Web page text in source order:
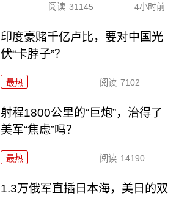
阅读 31145 4小时前
印度豪赌千亿卢比，要对中国光
伏“卡脖子”？
最热 阅读 7102
射程1800公里的“巨炮”，治得了
美军“焦虑”吗？
最热 阅读 14190
1.3万俄军直插日本海，美日的双